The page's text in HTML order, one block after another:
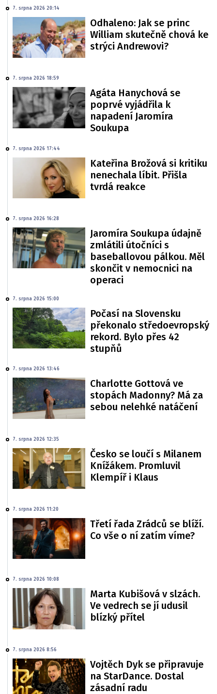
7. srpna 2026 20:14
Odhaleno: Jak se princ
William skutečně chová ke
strýci Andrewovi?
7. srpna 2026 18:59
Agáta Hanychová se
poprvé vyjádřila k
napadení Jaromíra
Soukupa
7. srpna 2026 17:44
Kateřina Brožová si kritiku
nenechala líbit. Přišla
tvrdá reakce
7. srpna 2026 16:28
Jaromíra Soukupa údajně
zmlátili útočníci s
baseballovou pálkou. Měl
skončit v nemocnici na
operaci
7. srpna 2026 15:00
Počasí na Slovensku
překonalo středoevropský
rekord. Bylo přes 42
stupňů
7. srpna 2026 13:46
Charlotte Gottová ve
stopách Madonny? Má za
sebou nelehké natáčení
7. srpna 2026 12:35
Česko se loučí s Milanem
Knížákem. Promluvil
Klempíř i Klaus
7. srpna 2026 11:20
Třetí řada Zrádců se blíží.
Co vše o ní zatím víme?
7. srpna 2026 10:08
Marta Kubišová v slzách.
Ve vedrech se jí udusil
blízký přítel
7. srpna 2026 8:56
Vojtěch Dyk se připravuje
na StarDance. Dostal
zásadní radu